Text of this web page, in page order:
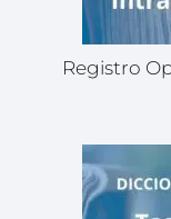
Registro